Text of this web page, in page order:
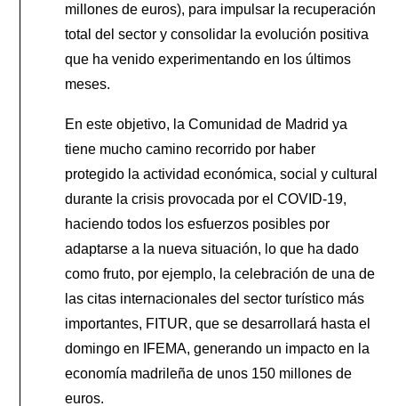
millones de euros), para impulsar la recuperación
total del sector y consolidar la evolución positiva
que ha venido experimentando en los últimos
meses.
En este objetivo, la Comunidad de Madrid ya
tiene mucho camino recorrido por haber
protegido la actividad económica, social y cultural
durante la crisis provocada por el COVID-19,
haciendo todos los esfuerzos posibles por
adaptarse a la nueva situación, lo que ha dado
como fruto, por ejemplo, la celebración de una de
las citas internacionales del sector turístico más
importantes, FITUR, que se desarrollará hasta el
domingo en IFEMA, generando un impacto en la
economía madrileña de unos 150 millones de
euros.